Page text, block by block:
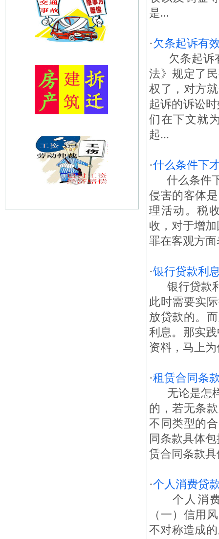
是...
·欠条起诉有
欠条起诉
法》规定了
权了，对方
起诉的诉讼
们在下文就
起...
·什么条件下
什么条件下
侵害的客体
理活动。税
收，对于增
罪在客观方
·银行贷款利
银行贷款利
此时需要实
放贷款的。
利息。那实
资料，马上
·租赁合同条
无论是怎样
的，若无条
不同类型的
同条款具体
赁合同条款
·个人消费贷
个人消费
（一）信用
不对称造成